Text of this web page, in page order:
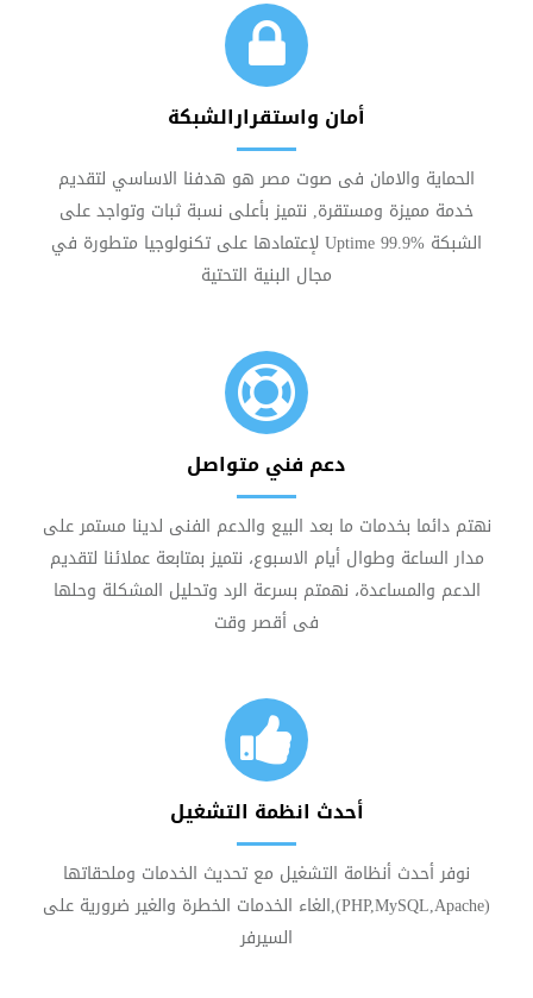
أمان واستقرارالشبكة
الحماية والامان فى صوت مصر هو هدفنا الاساسي لتقديم
خدمة مميزة ومستقرة, نتميز بأعلى نسبة ثبات وتواجد على
الشبكة Uptime 99.9% لإعتمادها على تكنولوجيا متطورة في
مجال البنية التحتية
دعم فني متواصل
نهتم دائما بخدمات ما بعد البيع والدعم الفنى لدينا مستمر على
مدار الساعة وطوال أيام الاسبوع، نتميز بمتابعة عملائنا لتقديم
الدعم والمساعدة، نهمتم بسرعة الرد وتحليل المشكلة وحلها
فى أقصر وقت
أحدث انظمة التشغيل
نوفر أحدث أنظامة التشغيل مع تحديث الخدمات وملحقاتها
(PHP,MySQL,Apache),الغاء الخدمات الخطرة والغير ضرورية على
السيرفر